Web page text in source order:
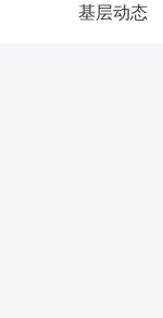
基层动态